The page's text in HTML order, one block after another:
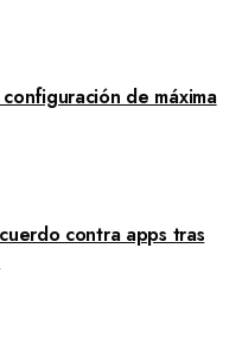
de máxima
contra apps tras